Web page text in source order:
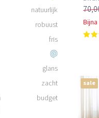
natuurlijk
robuust
fris
glans
zacht
budget
sale